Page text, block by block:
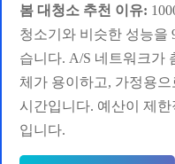
봄 대청소 추천 이유:
청소기와 비슷한 성능을
습니다. A/S 네트워크가
체가 용이하고, 가정용
시간입니다. 예산이 제
입니다.